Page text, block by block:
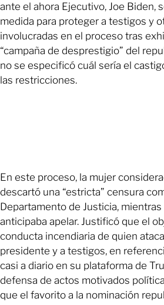
ante el ahora Ejecutivo, Joe Biden,
medida para proteger a testigos y
involucradas en el proceso tras
“campaña de desprestigio” del
no se especificó cuál sería el
las restricciones.
En este proceso, la mujer
descartó una “estricta” censura
Departamento de Justicia,
anticipaba apelar. Justificó que el
conducta incendiaria de quien
presidente y a testigos, en
casi a diario en su plataforma de
defensa de actos motivados
que el favorito a la nominación